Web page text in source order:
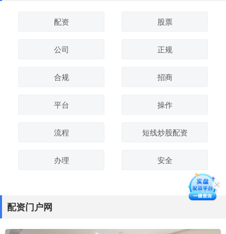
配资 股票
公司 正规
合规 招商
平台 操作
流程 短线炒股配资
办理 安全
配资门户网